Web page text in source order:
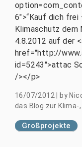
6">“Kauf dich
Klimaschutz dem
4.8.2012 auf der
href="http://
id=5243">attac
/></p>
16/07/2012 by
das Blog zur
Großprojekte